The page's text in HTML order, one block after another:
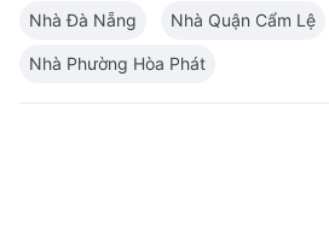
Nhà Đà Nẵng
Nhà Quận Cẩm Lệ
Nhà Phường Hòa Phát